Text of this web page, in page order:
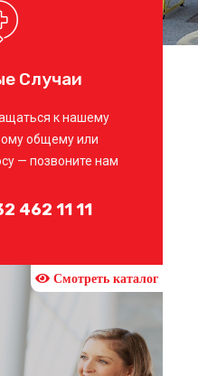
Случаи
к нашему
общему или
— позвоните нам
462 11 11
Смотреть каталог